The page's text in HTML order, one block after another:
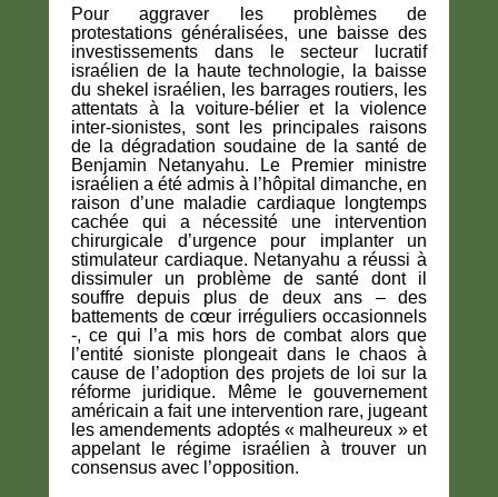
Pour aggraver les problèmes de
protestations généralisées, une baisse des
investissements dans le secteur lucratif
israélien de la haute technologie, la baisse
du shekel israélien, les barrages routiers, les
attentats à la voiture-bélier et la violence
inter-sionistes, sont les principales raisons
de la dégradation soudaine de la santé de
Benjamin Netanyahu. Le Premier ministre
israélien a été admis à l’hôpital dimanche, en
raison d’une maladie cardiaque longtemps
cachée qui a nécessité une intervention
chirurgicale d’urgence pour implanter un
stimulateur cardiaque. Netanyahu a réussi à
dissimuler un problème de santé dont il
souffre depuis plus de deux ans – des
battements de cœur irréguliers occasionnels
-, ce qui l’a mis hors de combat alors que
l’entité sioniste plongeait dans le chaos à
cause de l’adoption des projets de loi sur la
réforme juridique. Même le gouvernement
américain a fait une intervention rare, jugeant
les amendements adoptés « malheureux » et
appelant le régime israélien à trouver un
consensus avec l’opposition.